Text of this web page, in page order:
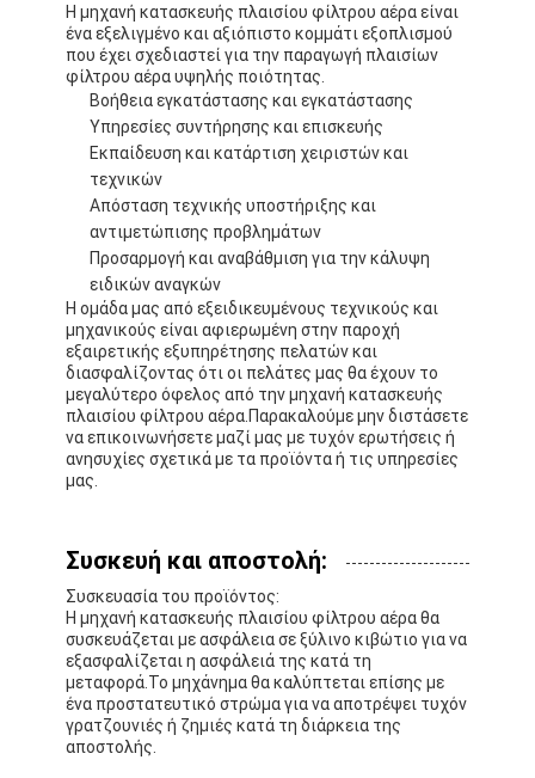
Η μηχανή κατασκευής πλαισίου φίλτρου αέρα είναι
ένα εξελιγμένο και αξιόπιστο κομμάτι εξοπλισμού
που έχει σχεδιαστεί για την παραγωγή πλαισίων
φίλτρου αέρα υψηλής ποιότητας.
Βοήθεια εγκατάστασης και εγκατάστασης
Υπηρεσίες συντήρησης και επισκευής
Εκπαίδευση και κατάρτιση χειριστών και
τεχνικών
Απόσταση τεχνικής υποστήριξης και
αντιμετώπισης προβλημάτων
Προσαρμογή και αναβάθμιση για την κάλυψη
ειδικών αναγκών
Η ομάδα μας από εξειδικευμένους τεχνικούς και
μηχανικούς είναι αφιερωμένη στην παροχή
εξαιρετικής εξυπηρέτησης πελατών και
διασφαλίζοντας ότι οι πελάτες μας θα έχουν το
μεγαλύτερο όφελος από την μηχανή κατασκευής
πλαισίου φίλτρου αέρα.Παρακαλούμε μην διστάσετε
να επικοινωνήσετε μαζί μας με τυχόν ερωτήσεις ή
ανησυχίες σχετικά με τα προϊόντα ή τις υπηρεσίες
μας.
Συσκευή και αποστολή:
Συσκευασία του προϊόντος:
Η μηχανή κατασκευής πλαισίου φίλτρου αέρα θα
συσκευάζεται με ασφάλεια σε ξύλινο κιβώτιο για να
εξασφαλίζεται η ασφάλειά της κατά τη
μεταφορά.Το μηχάνημα θα καλύπτεται επίσης με
ένα προστατευτικό στρώμα για να αποτρέψει τυχόν
γρατζουνιές ή ζημιές κατά τη διάρκεια της
αποστολής.